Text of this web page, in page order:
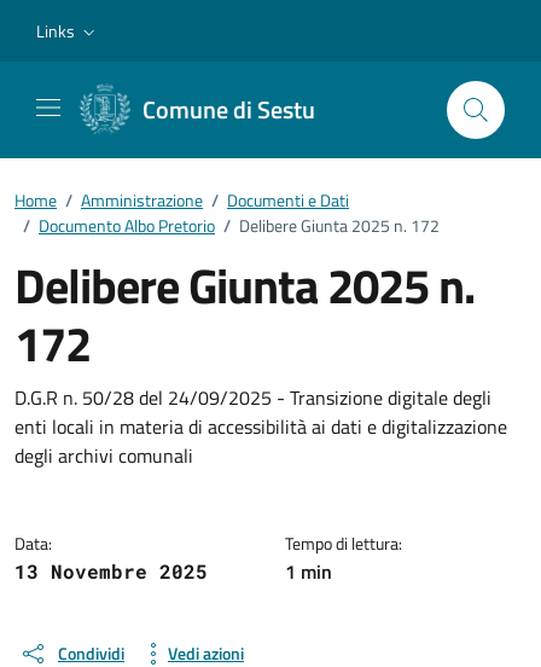
Links
Comune di Sestu
Home / Amministrazione / Documenti e Dati
/ Documento Albo Pretorio / Delibere Giunta 2025 n. 172
Delibere Giunta 2025 n.
172
Dettagli del documento
D.G.R n. 50/28 del 24/09/2025 - Transizione digitale degli
enti locali in materia di accessibilità ai dati e digitalizzazione
degli archivi comunali
Data:
13 Novembre 2025
Tempo di lettura:
1 min
Condividi Vedi azioni